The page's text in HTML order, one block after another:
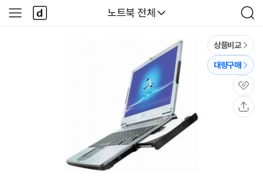
다나와
노트북 전체
검
색
사
이
다
나
와
상품비교
대량구매
관
심